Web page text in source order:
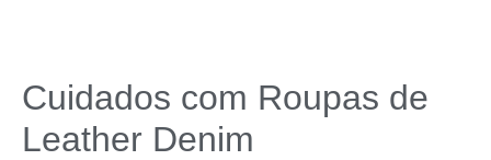
Cuidados com Roupas de
Leather Denim